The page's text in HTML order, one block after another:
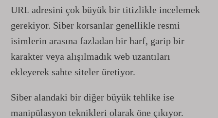
URL adresini çok büyük bir titizlikle incelemek
gerekiyor. Siber korsanlar genellikle resmi
isimlerin arasına fazladan bir harf, garip bir
karakter veya alışılmadık web uzantıları
ekleyerek sahte siteler üretiyor.
Siber alandaki bir diğer büyük tehlike ise
manipülasyon teknikleri olarak öne çıkıyor.